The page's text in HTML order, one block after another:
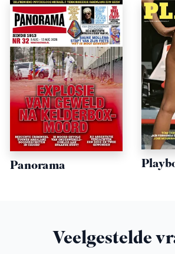
Panorama
Veelgestelde